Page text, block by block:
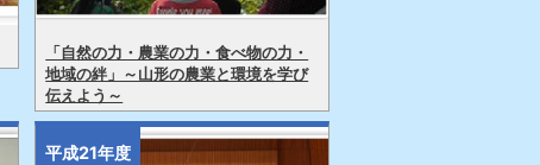
「自然の力・農業の力・食べ物の力・
地域の絆」～山形の農業と環境を学び
伝えよう～
平成21年度